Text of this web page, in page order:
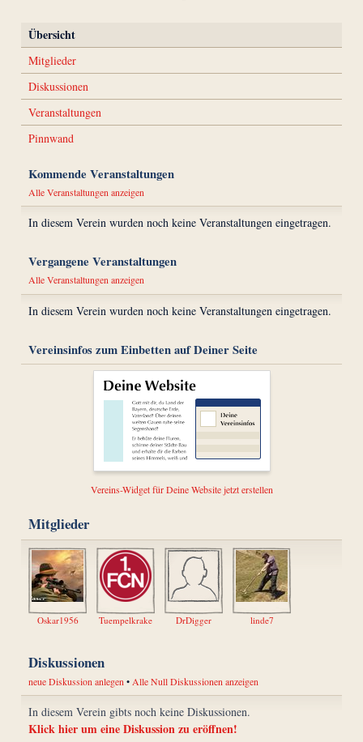
Übersicht
Mitglieder
Diskussionen
Veranstaltungen
Pinnwand
Kommende Veranstaltungen
Alle Veranstaltungen anzeigen
In diesem Verein wurden noch keine Veranstaltungen eingetragen.
Vergangene Veranstaltungen
Alle Veranstaltungen anzeigen
In diesem Verein wurden noch keine Veranstaltungen eingetragen.
Vereinsinfos zum Einbetten auf Deiner Seite
Vereins-Widget für Deine Website jetzt erstellen
Mitglieder
Oskar1956 Tuempelkrake DrDigger linde7
Diskussionen
neue Diskussion anlegen • Alle Null Diskussionen anzeigen
In diesem Verein gibts noch keine Diskussionen.
Klick hier um eine Diskussion zu eröffnen!